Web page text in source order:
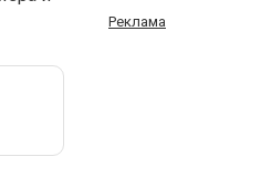
Реклама